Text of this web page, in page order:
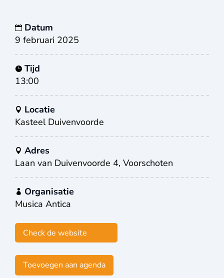
Datum
9 februari 2025
Tijd
13:00
Locatie
Kasteel Duivenvoorde
Adres
Laan van Duivenvoorde 4, Voorschoten
Organisatie
Musica Antica
Check de website
Toevoegen aan agenda